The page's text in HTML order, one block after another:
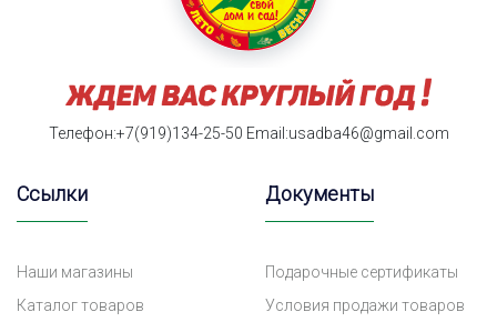
Телефон:+7(919)134-25-50 Email:usadba46@gmail.com
Ссылки
Наши магазины
Каталог товаров
Документы
Подарочные сертификаты
Условия продажи товаров